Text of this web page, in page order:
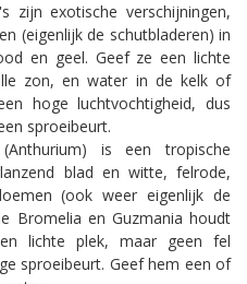
zijn exotische verschijningen,
(eigenlijk de schutbladeren) in
en geel. Geef ze een lichte
zon, en water in de kelk of
hoge luchtvochtigheid, dus
sproeibeurt.
is een tropische
blad en witte, felrode,
(ook weer eigenlijk de
Bromelia en Guzmania houdt
lichte plek, maar geen fel
sproeibeurt. Geef hem een of